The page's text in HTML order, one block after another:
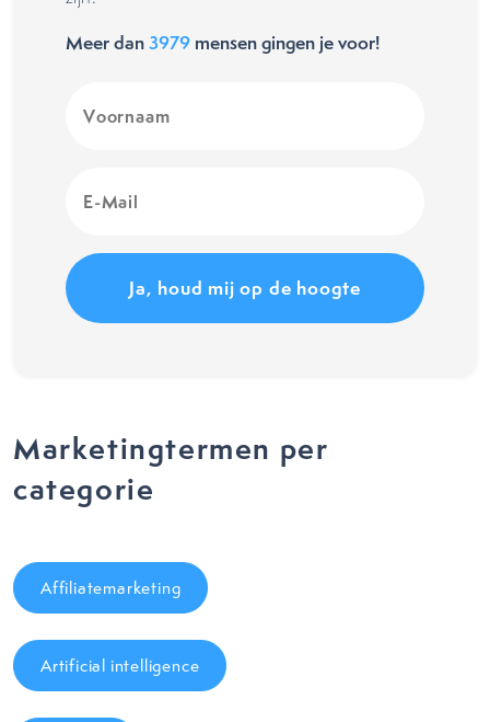
Meer dan3979 mensen gingen je voor!
(Vereist)
Mail
Marketingtermen per
categorie
Affiliatemarketing
Artificial intelligence